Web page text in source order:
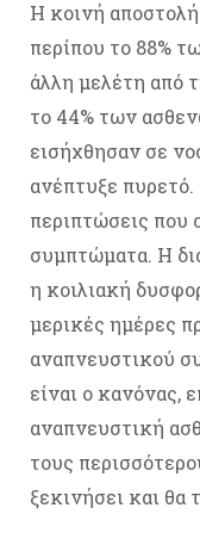
Η κοινή
περίπου το 88%
άλλη μελέτη από
το 44% των
εισήχθησαν σε
ανέπτυξε
περιπτώσεις που
συμπτώματα. Η
η κοιλιακή
μερικές ημέρες
αναπνευστικού
είναι ο κανόνας,
αναπνευστική
τους
ξεκινήσει και θα